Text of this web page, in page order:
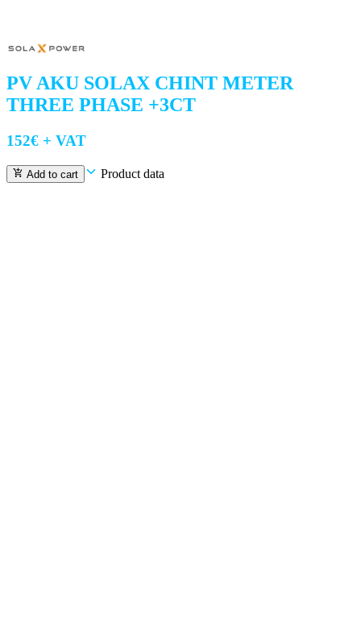
PV AKU SOLAX CHINT METER
THREE PHASE +3CT
152€ + VAT
Add to cart Product data